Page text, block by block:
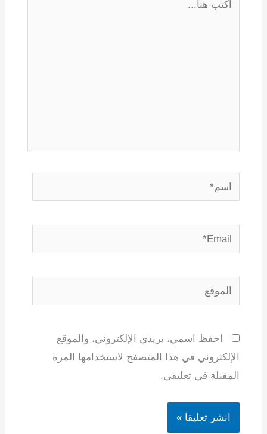
اسم*
Email*
الموقع
احفظ اسمي، بريدي الإلكتروني، والموقع
الإلكتروني في هذا المتصفح لاستخدامها المرة
المقبلة في تعليقي.